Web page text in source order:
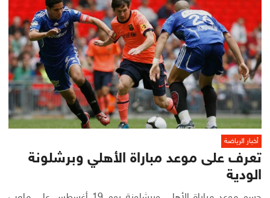
أخبار الرياضة
تعرف على موعد مباراة الأهلي وبرشلونة
الودية